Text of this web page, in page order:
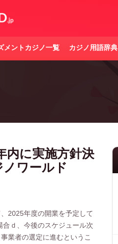
メントカジノ一覧 カジノ用語辞典
内に実施方針決
ワールド
2025年度の開業を予定して
ｄ、今後のスケジュール次
業者の選定に進むというこ